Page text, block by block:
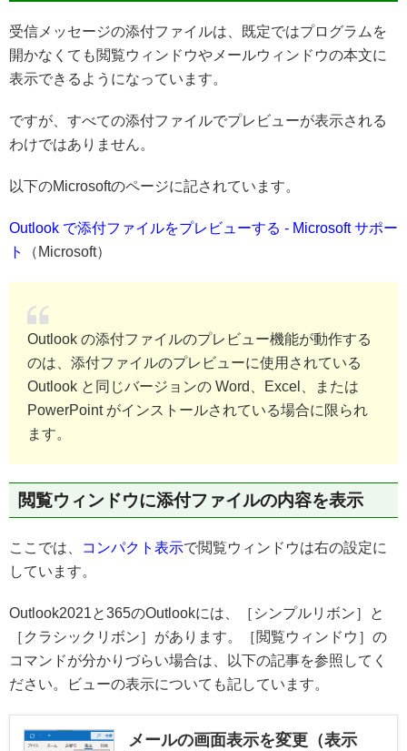
受信メッセージの添付ファイルは、既定ではプログラムを
開かなくても閲覧ウィンドウやメールウィンドウの本文に
表示できるようになっています。
ですが、すべての添付ファイルでプレビューが表示される
わけではありません。
以下のMicrosoftのページに記されています。
Outlook で添付ファイルをプレビューする - Microsoft サポー
ト
（Microsoft）
Outlook の添付ファイルのプレビュー機能が動作する
のは、添付ファイルのプレビューに使用されている
Outlook と同じバージョンの Word、Excel、または
PowerPoint がインストールされている場合に限られ
ます。
閲覧ウィンドウに添付ファイルの内容を表示
ここでは、 コンパクト表示で閲覧ウィンドウは右の設定に
しています。
Outlook2021と365のOutlookには、［シンプルリボン］と
［クラシックリボン］があります。［閲覧ウィンドウ］の
コマンドが分かりづらい場合は、以下の記事を参照してく
ださい。ビューの表示についても記しています。
メールの画面表示を変更（表示